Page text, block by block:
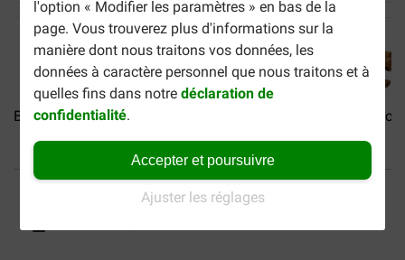
l'option « Modifier les paramètres » en bas de la
page. Vous trouverez plus d'informations sur la
manière dont nous traitons vos données, les
données à caractère personnel que nous traitons et à
quelles fins dans notredéclaration de
confidentialité.
Accepter et poursuivre
Ajuster les réglages
Brekz Snacks - Pure... Brekz
40% moins cher
Frais de port offerts dès
69 €